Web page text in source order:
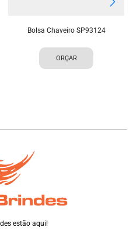
Bolsa Chaveiro SP93124
ORÇAR
estão aqui!